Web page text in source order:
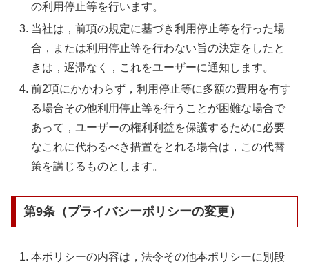
の利用停止等を行います。
当社は，前項の規定に基づき利用停止等を行った場
合，または利用停止等を行わない旨の決定をしたと
きは，遅滞なく，これをユーザーに通知します。
前2項にかかわらず，利用停止等に多額の費用を有す
る場合その他利用停止等を行うことが困難な場合で
あって，ユーザーの権利利益を保護するために必要
なこれに代わるべき措置をとれる場合は，この代替
策を講じるものとします。
第9条（プライバシーポリシーの変更）
本ポリシーの内容は，法令その他本ポリシーに別段